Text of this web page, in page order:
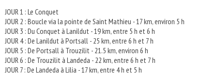
JOUR 1 : Le Conquet
JOUR 2 : Boucle via la pointe de Saint Mathieu - 17 km, environ 5 h
JOUR 3 : Du Conquet à Lanildut - 19 km, entre 5 h et 6 h
JOUR 4 : De Lanildut à Portsall - 25 km, entre 6 h et 7 h
JOUR 5 : De Portsall à Trouzilit - 21.5 km, environ 6 h
JOUR 6 : De Trouzilit à Landeda - 22 km, entre 6 h et 7 h
JOUR 7 : De Landeda à Lilia - 17 km, entre 4 h et 5 h